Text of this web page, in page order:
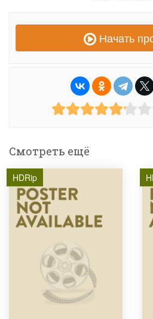
Начать
Смотреть ещё
HDRip